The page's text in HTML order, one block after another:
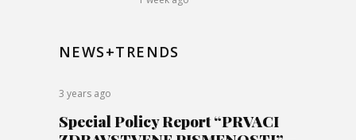
NEWS+TRENDS
3 years ago
Special Policy Report “PRVACI